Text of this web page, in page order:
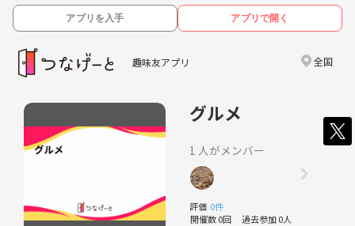
アプリを入手 アプリで開く
趣味友アプリ 全国
グルメ
1 人がメンバー
評価 0件
開催数 0回 過去参加 0人